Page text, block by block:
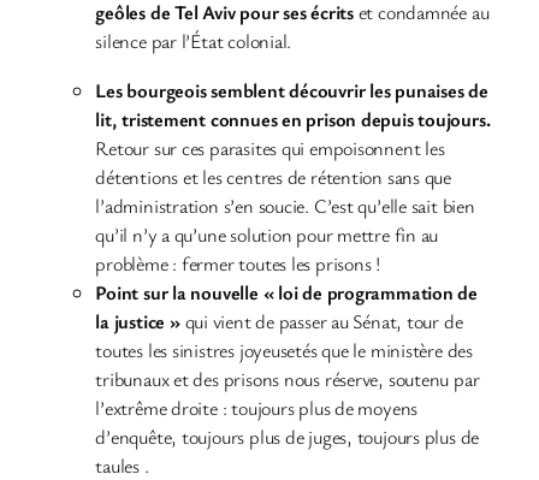
geôles de Tel Aviv pour ses écritset condamnéeau
silence par l’État colonial.
Les bourgeois semblent découvrir les punaises de
lit, tristement connues en prison depuis toujours.
Retour sur ces parasites qui empoisonnent les
détentions et les centres de rétention sans que
l’administration s’en soucie. C’est qu’elle sait bien
qu’il n’y a qu’une solution pour mettre fin au
problème : fermer toutes les prisons !
Point sur la nouvelle « loi de programmation de
la justice »qui vient de passer au Sénat, tour de
toutes les sinistres joyeusetés que le ministère des
tribunaux et des prisons nous réserve, soutenu par
l’extrême droite : toujours plus de moyens
d’enquête, toujours plus de juges, toujours plus de
taules .